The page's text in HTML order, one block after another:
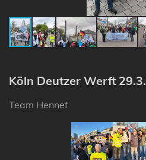
Köln Deutzer Werft
Team Hennef